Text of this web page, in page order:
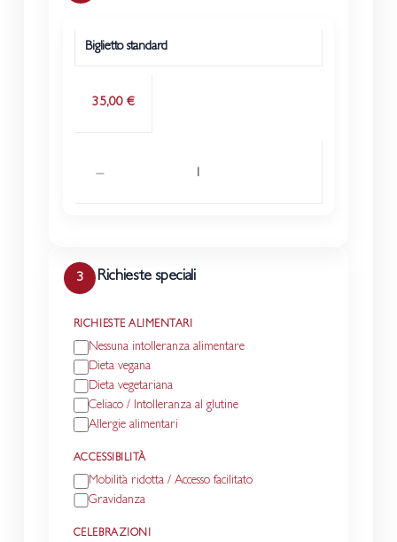
Tipo biglietto
Prezzo
Quantità
Biglietto standard
35,00 €
3 Richieste speciali
RICHIESTE ALIMENTARI
Nessuna intolleranza alimentare
Dieta vegana
Dieta vegetariana
Celiaco / Intolleranza al glutine
Allergie alimentari
ACCESSIBILITÀ
Mobilità ridotta / Accesso facilitato
Gravidanza
CELEBRAZIONI